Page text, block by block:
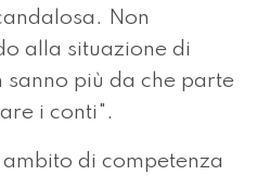
Non
alla situazione di
sanno più da che parte
i conti".
di competenza